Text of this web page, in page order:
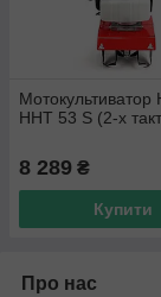
Мотокультиватор
HHT 53 S (2-х
8 289 ₴
Купити
Про нас